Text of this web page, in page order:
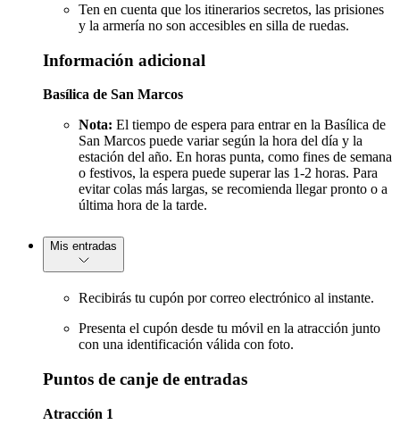
Ten en cuenta que los itinerarios secretos, las prisiones
y la armería no son accesibles en silla de ruedas.
Información adicional
Basílica de San Marcos
Nota: El tiempo de espera para entrar en la Basílica de
San Marcos puede variar según la hora del día y la
estación del año. En horas punta, como fines de semana
o festivos, la espera puede superar las 1-2 horas. Para
evitar colas más largas, se recomienda llegar pronto o a
última hora de la tarde.
Mis entradas
Recibirás tu cupón por correo electrónico al instante.
Presenta el cupón desde tu móvil en la atracción junto
con una identificación válida con foto.
Puntos de canje de entradas
Atracción 1